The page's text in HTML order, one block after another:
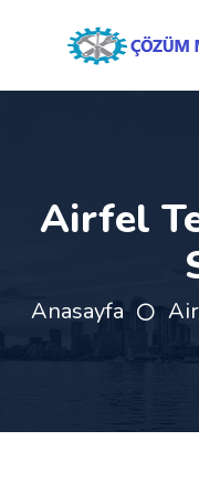
Airfel
Anasayfa